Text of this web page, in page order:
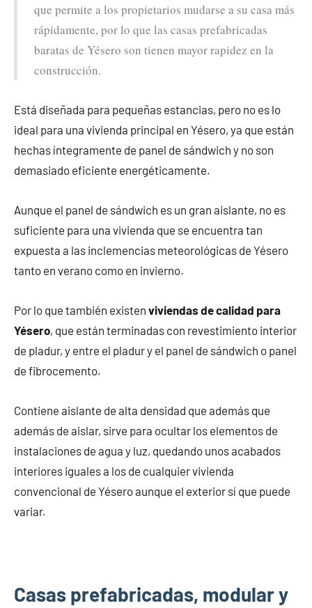
que permite a los propietarios mudarse a su casa más
rápidamente, por lo que las casas prefabricadas
baratas de Yésero son tienen mayor rapidez en la
construcción.
Está diseñada para pequeñas estancias, pero no es lo
ideal para una vivienda principal en Yésero, ya que están
hechas íntegramente de panel de sándwich y no son
demasiado eficiente energéticamente.
Aunque el panel de sándwich es un gran aislante, no es
suficiente para una vivienda que se encuentra tan
expuesta a las inclemencias meteorológicas de Yésero
tanto en verano como en invierno.
Por lo que también existen viviendas de calidad para
Yésero, que están terminadas con revestimiento interior
de pladur, y entre el pladur y el panel de sándwich o panel
de fibrocemento.
Contiene aislante de alta densidad que además que
además de aislar, sirve para ocultar los elementos de
instalaciones de agua y luz, quedando unos acabados
interiores iguales a los de cualquier vivienda
convencional de Yésero aunque el exterior sí que puede
variar.
Casas prefabricadas, modular y